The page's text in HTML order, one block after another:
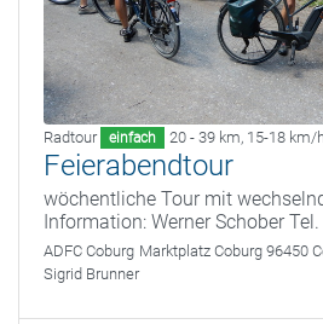
Radtour einfach 20 - 39 km, 15-18 km/
Feierabendtour
wöchentliche Tour mit
Information: Werner Schober
ADFC Coburg Marktplatz Coburg 96450
Sigrid Brunner